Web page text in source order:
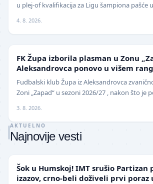
u plej-of kvalifikacija za Ligu šampiona pašće
4. 8. 2026.
NIŽE LIGE
FK Župa izborila plasman u Zonu
Aleksandrovca ponovo u višem
Fudbalski klub Župa iz Aleksandrovca
Zoni „Zapad“ u sezoni 2026/27 , nakon što je
3. 8. 2026.
AKTUELNO
Najnovije vesti
SUPERLIGA
Šok u Humskoj! IMT srušio Partizan
izazov, crno-beli doživeli prvi poraz